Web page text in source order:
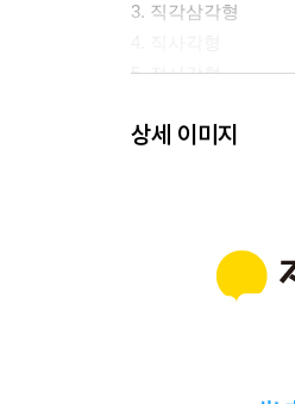
3. 직각삼각형
5. 정사각형
3. 나눗셈
4. 나눗셈의 몫을 곱
5. 나눗셈의 몫을 곱
상세 이미지